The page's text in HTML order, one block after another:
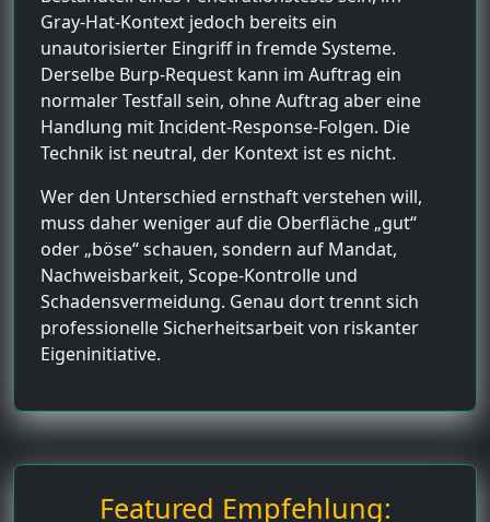
Gray-Hat-Kontext jedoch bereits ein
unautorisierter Eingriff in fremde Systeme.
Derselbe Burp-Request kann im Auftrag ein
normaler Testfall sein, ohne Auftrag aber eine
Handlung mit Incident-Response-Folgen. Die
Technik ist neutral, der Kontext ist es nicht.
Wer den Unterschied ernsthaft verstehen will,
muss daher weniger auf die Oberfläche „gut“
oder „böse“ schauen, sondern auf Mandat,
Nachweisbarkeit, Scope-Kontrolle und
Schadensvermeidung. Genau dort trennt sich
professionelle Sicherheitsarbeit von riskanter
Eigeninitiative.
Featured Empfehlung: